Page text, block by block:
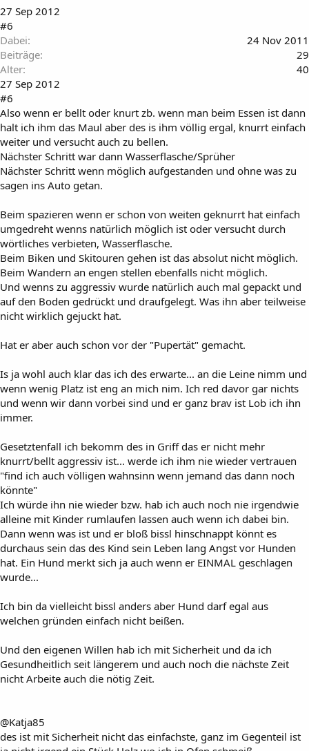
27 Sep 2012
#6
Dabei
24 Nov 2011
Beiträge
29
Alter
40
27 Sep 2012
#6
Also wenn er bellt oder knurt zb. wenn man beim Essen ist dann
halt ich ihm das Maul aber des is ihm völlig ergal, knurrt einfach
weiter und versucht auch zu bellen.
Nächster Schritt war dann Wasserflasche/Sprüher
Nächster Schritt wenn möglich aufgestanden und ohne was zu
sagen ins Auto getan.
Beim spazieren wenn er schon von weiten geknurrt hat einfach
umgedreht wenns natürlich möglich ist oder versucht durch
wörtliches verbieten, Wasserflasche.
Beim Biken und Skitouren gehen ist das absolut nicht möglich.
Beim Wandern an engen stellen ebenfalls nicht möglich.
Und wenns zu aggressiv wurde natürlich auch mal gepackt und
auf den Boden gedrückt und draufgelegt. Was ihn aber teilweise
nicht wirklich gejuckt hat.
Hat er aber auch schon vor der "Pupertät" gemacht.
Is ja wohl auch klar das ich des erwarte... an die Leine nimm und
wenn wenig Platz ist eng an mich nim. Ich red davor gar nichts
und wenn wir dann vorbei sind und er ganz brav ist Lob ich ihn
immer.
Gesetztenfall ich bekomm des in Griff das er nicht mehr
knurrt/bellt aggressiv ist... werde ich ihm nie wieder vertrauen
"find ich auch völligen wahnsinn wenn jemand das dann noch
könnte"
Ich würde ihn nie wieder bzw. hab ich auch noch nie irgendwie
alleine mit Kinder rumlaufen lassen auch wenn ich dabei bin.
Dann wenn was ist und er bloß bissl hinschnappt könnt es
durchaus sein das des Kind sein Leben lang Angst vor Hunden
hat. Ein Hund merkt sich ja auch wenn er EINMAL geschlagen
wurde...
Ich bin da vielleicht bissl anders aber Hund darf egal aus
welchen gründen einfach nicht beißen.
Und den eigenen Willen hab ich mit Sicherheit und da ich
Gesundheitlich seit längerem und auch noch die nächste Zeit
nicht Arbeite auch die nötig Zeit.
@Katja85
des ist mit Sicherheit nicht das einfachste, ganz im Gegenteil ist